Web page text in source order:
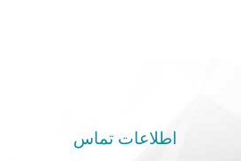
اطلاعات تماس